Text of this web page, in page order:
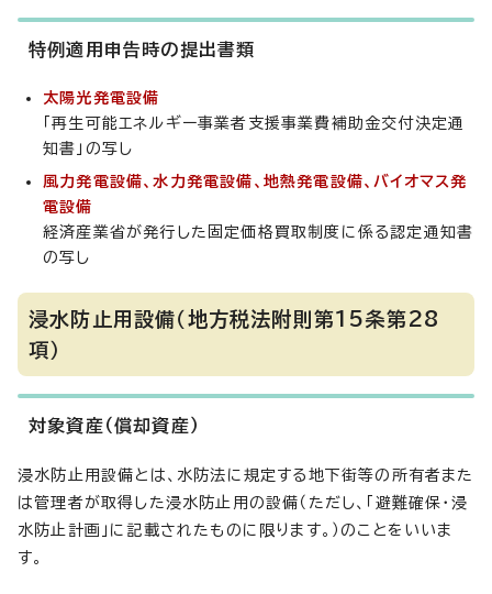
特例適用申告時の提出書類
太陽光発電設備
「再生可能エネルギー事業者支援事業費補助金交付決定通
知書」の写し
風力発電設備、水力発電設備、地熱発電設備、バイオマス発
電設備
経済産業省が発行した固定価格買取制度に係る認定通知書
の写し
浸水防止用設備（地方税法附則第15条第28
項）
対象資産（償却資産）
浸水防止用設備とは、水防法に規定する地下街等の所有者また
は管理者が取得した浸水防止用の設備（ただし、「避難確保・浸
水防止計画」に記載されたものに限ります。）のことをいいま
す。